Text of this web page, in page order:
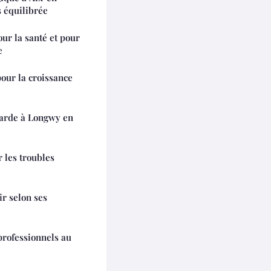
équilibrée
la santé et pour
la croissance
à Longwy en
les troubles
selon ses
au